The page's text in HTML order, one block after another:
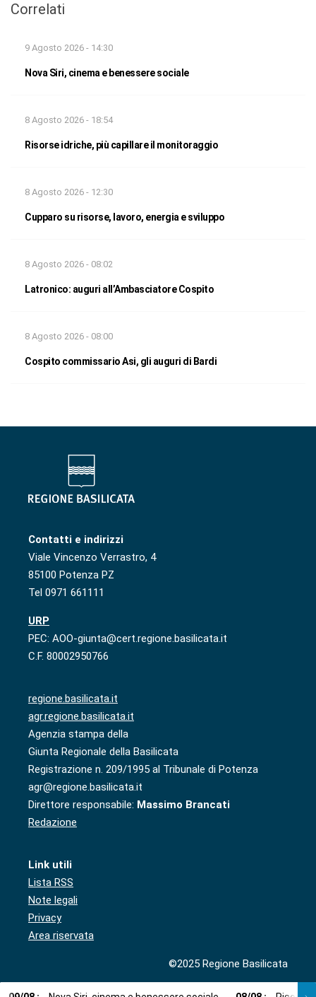
Correlati
9 Agosto 2026 - 14:30
Nova Siri, cinema e benessere sociale
8 Agosto 2026 - 18:54
Risorse idriche, più capillare il monitoraggio
8 Agosto 2026 - 12:30
Cupparo su risorse, lavoro, energia e sviluppo
8 Agosto 2026 - 08:02
Latronico: auguri all’Ambasciatore Cospito
8 Agosto 2026 - 08:00
Cospito commissario Asi, gli auguri di Bardi
Contatti e indirizzi
Viale Vincenzo Verrastro, 4
85100 Potenza PZ
Tel 0971 661111
URP
PEC: AOO-giunta@cert.regione.basilicata.it
C.F. 80002950766
regione.basilicata.it
agr.regione.basilicata.it
Agenzia stampa della
Giunta Regionale della Basilicata
Registrazione n. 209/1995 al Tribunale di Potenza
agr@regione.basilicata.it
Direttore responsabile: Massimo Brancati
Redazione
Link utili
Lista RSS
Note legali
Privacy
Area riservata
©2025 Regione Basilicata